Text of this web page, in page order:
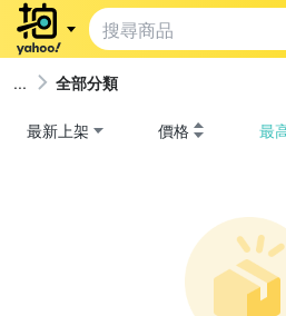
全部分類
最新上架 價格 最